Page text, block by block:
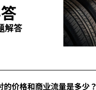
解答
的价格和商业流量是多少？